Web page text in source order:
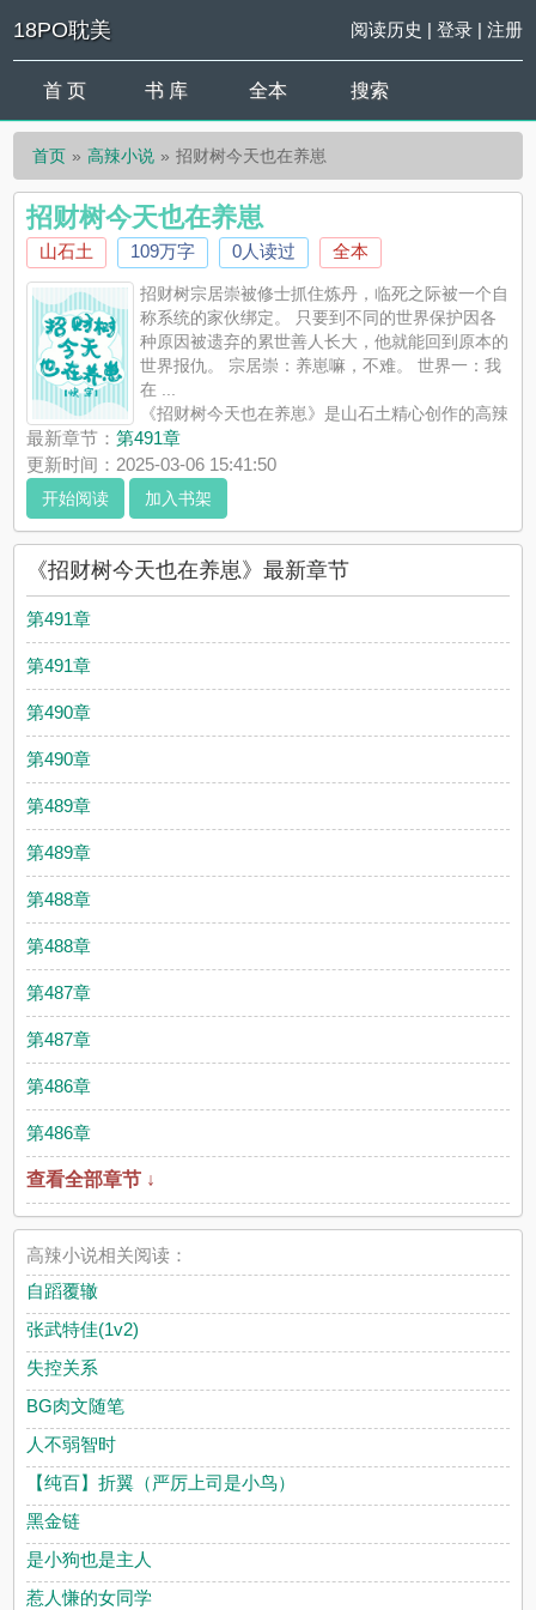
18PO耽美 阅读历史 | 登录| 注册
首 页 书 库 全本 搜索
首页 高辣小说 招财树今天也在养崽
招财树今天也在养崽
山石土 109万字 0人读过 全本
招财树宗居崇被修士抓住炼丹，临死之际被一个自
称系统的家伙绑定。 只要到不同的世界保护因各
种原因被遗弃的累世善人长大，他就能回到原本的
世界报仇。 宗居崇：养崽嘛，不难。 世界一：我
在 ...
《招财树今天也在养崽》是山石土精心创作的高辣
小说，18PO耽美实时更新招财树今天也在养崽最新章节并且提供
无弹窗阅读，书友所发表的招财树今天也在养崽评论，并不代表
18PO耽美赞同或者支持招财树今天也在养崽读者的观点。
最新章节：第491章
更新时间：2025-03-06 15:41:50
开始阅读 加入书架
《招财树今天也在养崽》最新章节
第491章
第491章
第490章
第490章
第489章
第489章
第488章
第488章
第487章
第487章
第486章
第486章
查看全部章节 ↓
高辣小说相关阅读：
自蹈覆辙
张武特佳(1v2)
失控关系
BG肉文随笔
人不弱智时
【纯百】折翼（严厉上司是小鸟）
黑金链
是小狗也是主人
惹人慊的女同学